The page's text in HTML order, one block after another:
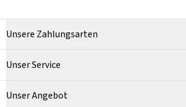
Unsere Zahlungsarten
Unser Service
Unser Angebot